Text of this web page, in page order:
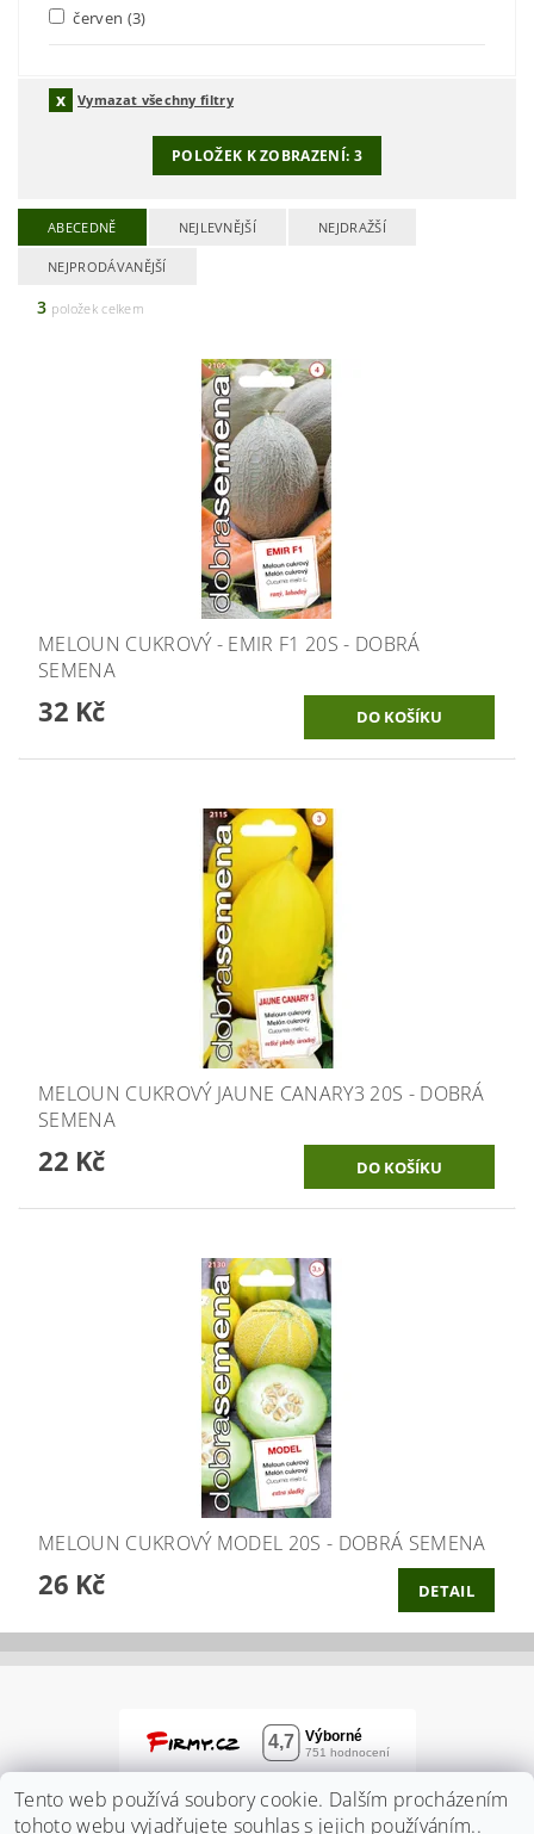
červen (3)
Vymazat všechny filtry
POLOŽEK K ZOBRAZENÍ: 3
ABECEDNĚ NEJLEVNĚJŠÍ NEJDRAŽŠÍ
NEJPRODÁVANĚJŠÍ
3 položek celkem
MELOUN CUKROVÝ - EMIR F1 20S - DOBRÁ
SEMENA
32 Kč
MELOUN CUKROVÝ JAUNE CANARY3 20S - DOBRÁ
SEMENA
22 Kč
MELOUN CUKROVÝ MODEL 20S - DOBRÁ SEMENA
26 Kč DETAIL
Tento web používá soubory cookie. Dalším procházením
tohoto webu vyjadřujete souhlas s jejich používáním..